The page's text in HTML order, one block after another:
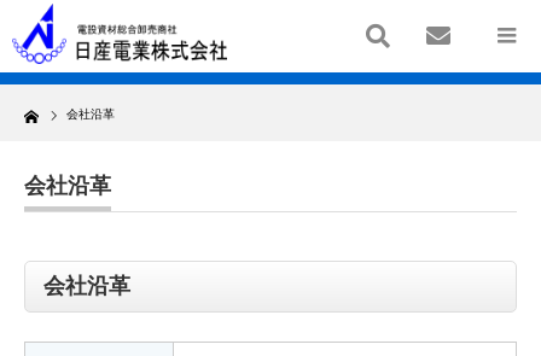
Home 会社沿革
会社沿革
会社沿革